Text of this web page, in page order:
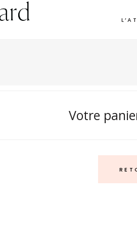
Votre